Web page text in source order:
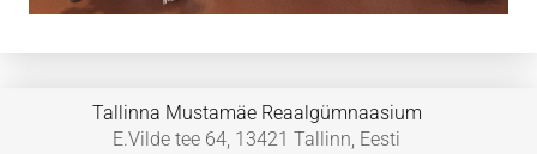
Tallinna Mustamäe Reaalgümnaasium
E.Vilde tee 64, 13421 Tallinn, Eesti